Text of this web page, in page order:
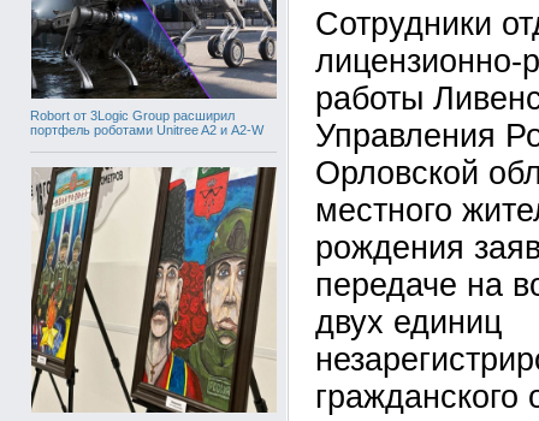
Robort от 3Logic Group расширил
портфель роботами Unitree A2 и A2-W
Сотрудники
лицензионно-
работы
Управления
Орловской
местного
рождения
передаче на
двух единиц
гражданского